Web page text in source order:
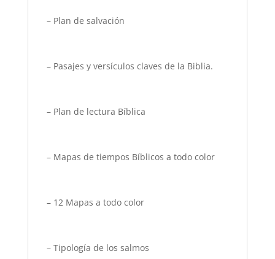
– Plan de salvación
– Pasajes y versículos claves de la Biblia.
– Plan de lectura Bíblica
– Mapas de tiempos Bíblicos a todo color
– 12 Mapas a todo color
– Tipología de los salmos